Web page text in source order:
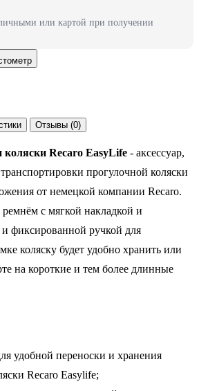
или картой при получении
Отзывы (0)
коляски Recaro EasyLife - аксессуар,
прогулочной коляски
от немецкой компании Recaro.
с мягкой накладкой и
фиксированной ручкой для
коляску будет удобно хранить или
на короткие и тем более длинные
удобной переноски и хранения
Recaro Easylife;